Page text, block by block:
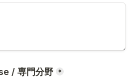
/ 専門分野 *